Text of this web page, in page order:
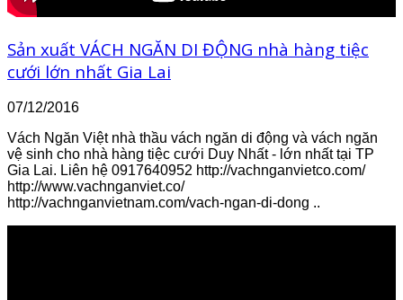
Sản xuất VÁCH NGĂN DI ĐỘNG nhà hàng tiệc
cưới lớn nhất Gia Lai
07/12/2016
Vách Ngăn Việt nhà thầu vách ngăn di động và vách ngăn
vệ sinh cho nhà hàng tiệc cưới Duy Nhất - lớn nhất tại TP
Gia Lai. Liên hệ 0917640952 http://vachnganvietco.com/
http://www.vachnganviet.co/
http://vachnganvietnam.com/vach-ngan-di-dong ..